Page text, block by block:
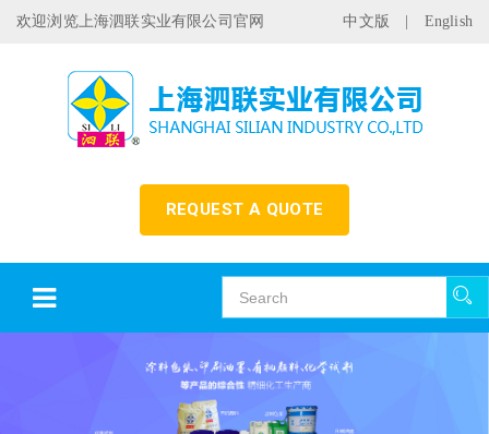
欢迎浏览上海泗联实业有限公司官网 中文版 English
REQUEST A QUOTE